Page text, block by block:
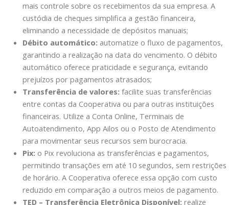
mais controle sobre os recebimentos da sua empresa. A
custódia de cheques simplifica a gestão financeira,
eliminando a necessidade de depósitos manuais;
Débito automático: automatize o fluxo de pagamentos,
garantindo a realização na data do vencimento. O débito
automático oferece praticidade e segurança, evitando
prejuízos por pagamentos atrasados;
Transferência de valores: facilite suas transferências
entre contas da Cooperativa ou para outras instituições
financeiras. Utilize a Conta Online, Terminais de
Autoatendimento, App Ailos ou o Posto de Atendimento
para movimentar seus recursos sem burocracia.
Pix: o Pix revoluciona as transferências e pagamentos,
permitindo transações em até 10 segundos, sem restrições
de horário. A Cooperativa oferece essa opção com custo
reduzido em comparação a outros meios de pagamento.
TED – Transferência Eletrônica Disponível: realize